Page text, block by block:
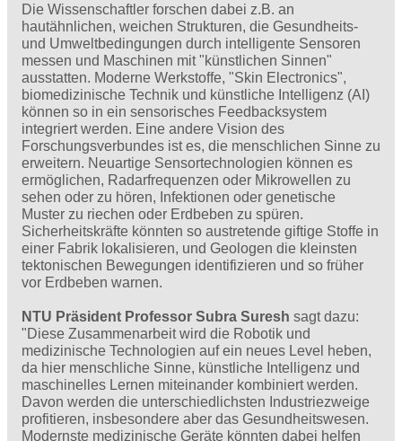
Die Wissenschaftler forschen dabei z.B. an
hautähnlichen, weichen Strukturen, die Gesundheits-
und Umweltbedingungen durch intelligente Sensoren
messen und Maschinen mit "künstlichen Sinnen"
ausstatten. Moderne Werkstoffe, "Skin Electronics",
biomedizinische Technik und künstliche Intelligenz (AI)
können so in ein sensorisches Feedbacksystem
integriert werden. Eine andere Vision des
Forschungsverbundes ist es, die menschlichen Sinne zu
erweitern. Neuartige Sensortechnologien können es
ermöglichen, Radarfrequenzen oder Mikrowellen zu
sehen oder zu hören, Infektionen oder genetische
Muster zu riechen oder Erdbeben zu spüren.
Sicherheitskräfte könnten so austretende giftige Stoffe in
einer Fabrik lokalisieren, und Geologen die kleinsten
tektonischen Bewegungen identifizieren und so früher
vor Erdbeben warnen.
NTU Präsident Professor Subra Suresh sagt dazu:
"Diese Zusammenarbeit wird die Robotik und
medizinische Technologien auf ein neues Level heben,
da hier menschliche Sinne, künstliche Intelligenz und
maschinelles Lernen miteinander kombiniert werden.
Davon werden die unterschiedlichsten Industriezweige
profitieren, insbesondere aber das Gesundheitswesen.
Modernste medizinische Geräte könnten dabei helfen